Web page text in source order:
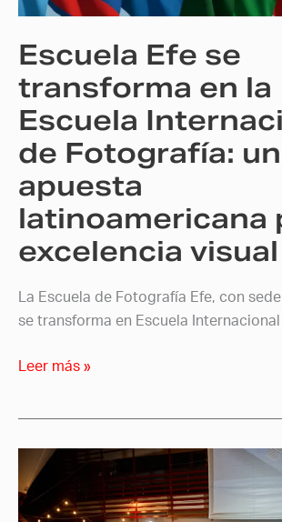
Escuela Efe se
transforma en la
Escuela
de Fotografía:
apuesta
latinoamericana
excelencia visual
La Escuela de Fotografía Efe, con
se transforma en Escuela
de
una
apuesta
latinoamericana
por
la
excelencia
Leer más »
Alianza
Francesa